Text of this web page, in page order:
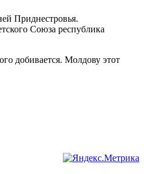
Приднестровья.
Союза республика
добивается. Молдову этот